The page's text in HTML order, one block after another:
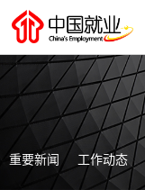
重要新闻 工作动态